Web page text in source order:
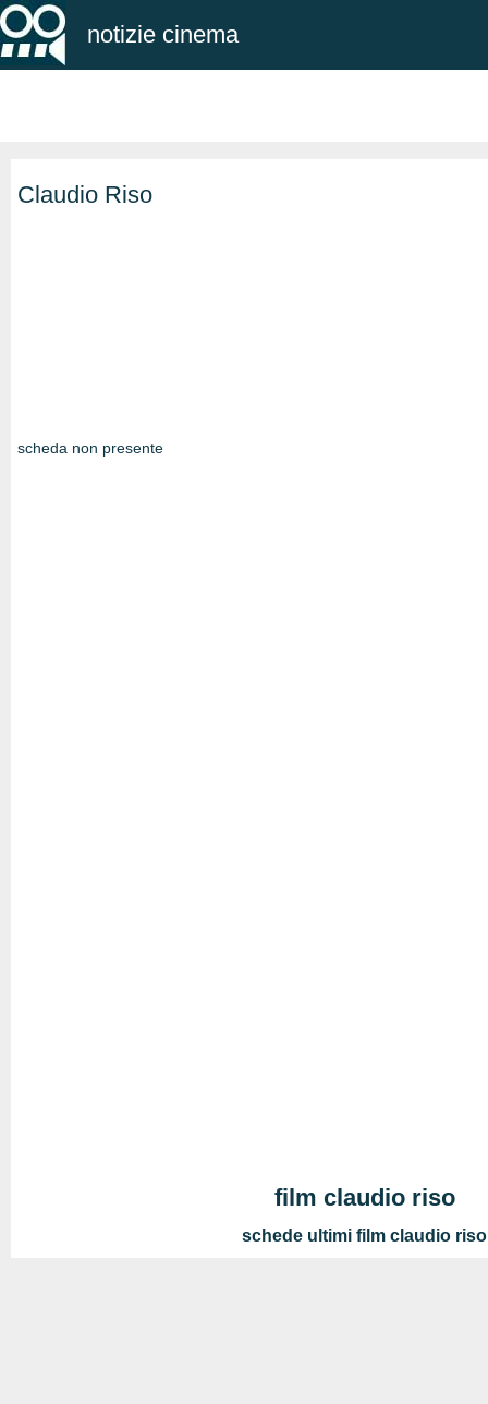
notizie cinema
Claudio Riso
scheda non presente
film claudio riso
schede ultimi film claudio riso